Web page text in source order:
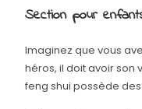
Section pour
Imaginez que vous
héros, il doit avoir son
feng shui possède